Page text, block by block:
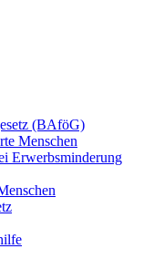
(BAföG)
Menschen
Erwerbsminderung